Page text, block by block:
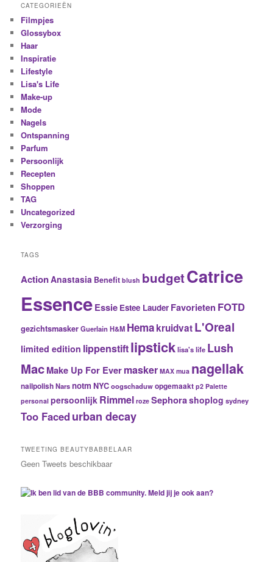
CATEGORIEËN
Filmpjes
Glossybox
Haar
Inspiratie
Lifestyle
Lisa's Life
Make-up
Mode
Nagels
Ontspanning
Parfum
Persoonlijk
Recepten
Shoppen
TAG
Uncategorized
Verzorging
TAGS
ActionAnastasia Benefit blush budgetCatrice
EssenceEssie Estee Lauder Favorieten FOTD
gezichtsmaskerGuerlain H&M HemakruidvatL'Oreal
limited edition lippenstiftlipsticklisa's life Lush
MacMake Up For Evermasker MAX mua nagellak
nailpolishNarsnotm NYCoogschaduwopgemaakt p2 Palette
personal persoonlijk Rimmel roze Sephorashoplog sydney
Too Faced urban decay
TWEETING BEAUTYBABBELAAR
Geen Tweets beschikbaar